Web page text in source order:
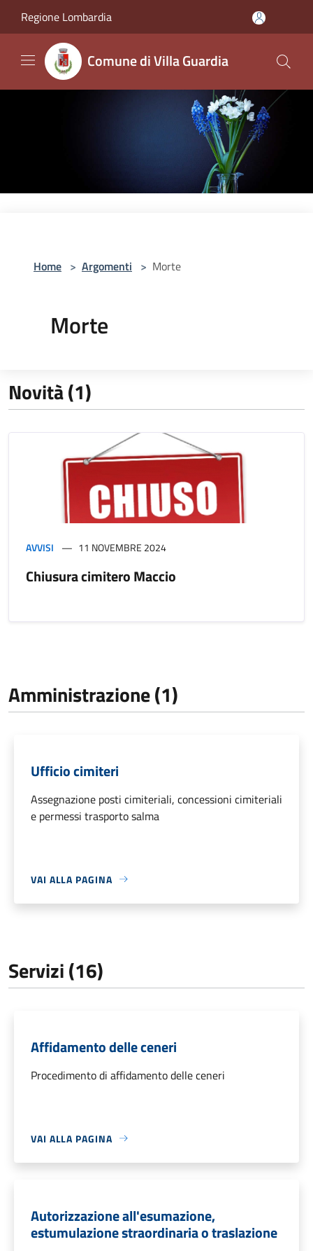
Regione Lombardia
Comune di Villa Guardia
Home > Argomenti > Morte
Morte
Novità (1)
AVVISI 11 NOVEMBRE 2024
Chiusura cimitero Maccio
Amministrazione (1)
Ufficio cimiteri
Assegnazione posti cimiteriali, concessioni cimiteriali
e permessi trasporto salma
VAI ALLA PAGINA
Servizi (16)
Affidamento delle ceneri
Procedimento di affidamento delle ceneri
VAI ALLA PAGINA
Autorizzazione all'esumazione,
estumulazione straordinaria o traslazione